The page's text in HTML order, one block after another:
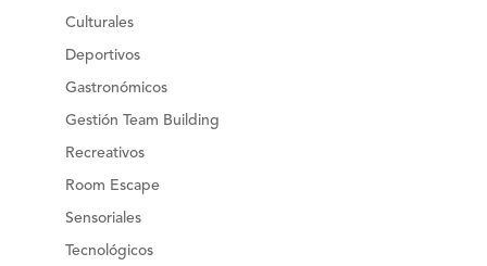
Culturales
Deportivos
Gastronómicos
Gestión Team Building
Recreativos
Room Escape
Sensoriales
Tecnológicos